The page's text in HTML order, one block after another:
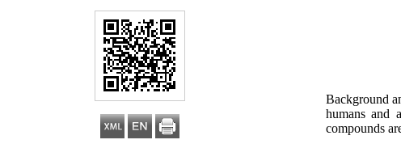
Background
humans and
compounds